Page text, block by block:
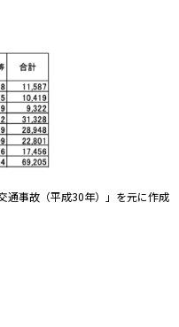
通事故（平成30年）」を元に作成